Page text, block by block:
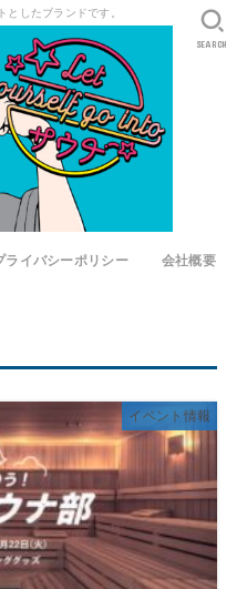
としたブランドです。
ライバシーポリシー 会社概要
SEARCH
イベント情報